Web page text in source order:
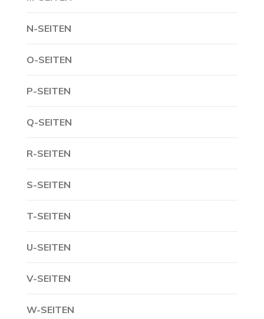
N-SEITEN
O-SEITEN
P-SEITEN
Q-SEITEN
R-SEITEN
S-SEITEN
T-SEITEN
U-SEITEN
V-SEITEN
W-SEITEN